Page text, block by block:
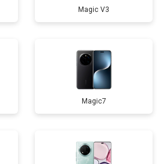
Magic V3
Magic7